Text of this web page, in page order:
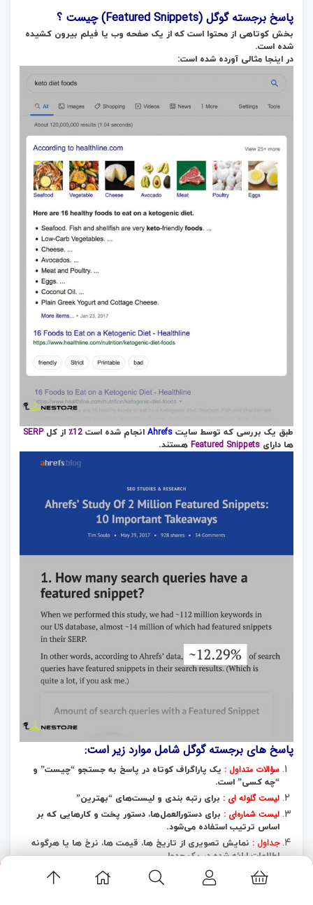
پاسخ برجسته گوگل (Featured Snippets) چیست ؟
بخش کوتاهی از محتوا است که از یک صفحه وب یا فیلم بیرون کشیده
شده است.
در اینجا مثالی آورده شده است:
طبق یک بررسی که توسط سایت Ahrefsانجام شده است 12٪ از کلSERP
ها دارای Featured Snippetsهستند.
پاسخ های برجسته گوگلشامل موارد زیر است:
سؤالات متداول : یک پاراگراف کوتاه در پاسخ به جستجو “چیست” و
“چه کسی” است.
لیست گلوله‌ ای : برای رتبه‌ بندی و لیست‌های “بهترین”
لیست شماره‌ای : برای دستورالعمل‌ها، دستور پخت و کارهایی که بر
اساس ترتیب استفاده می‌شود.
جداول : نمایش تصویری از تاریخ‌ ها، قیمت‌ ها، نرخ‌ ها یا هرگونه
اطلاعات ارائه‌ شده در یک جدول
اپلیکیشن لاین استور